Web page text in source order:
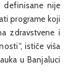
definisane nije
programe koji
zdravstvene i
ističe viša
u Banjaluci